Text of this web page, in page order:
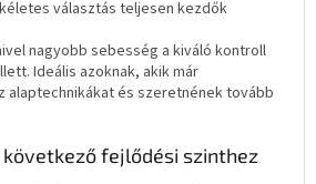
választás teljesen kezdők
nagyobb sebesség a kiváló kontroll
Ideális azoknak, akik már
alaptechnikákat és szeretnének tovább
következő fejlődési szinthez